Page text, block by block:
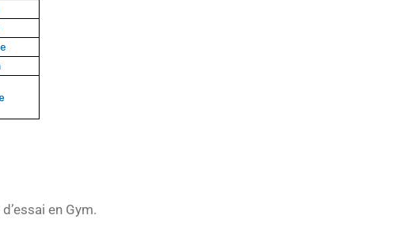
en Gym.